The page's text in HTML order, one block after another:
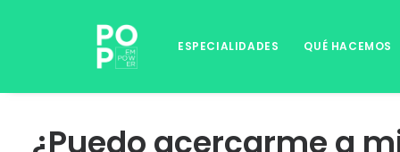
ESPECIALIDADES QUÉ HACEMOS
¿Puedo acercarme a